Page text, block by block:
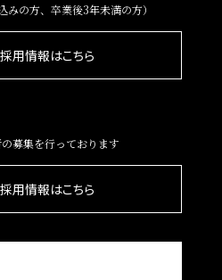
の方、卒業後3年未満の方）
用情報はこちら
募集を行っております
用情報はこちら